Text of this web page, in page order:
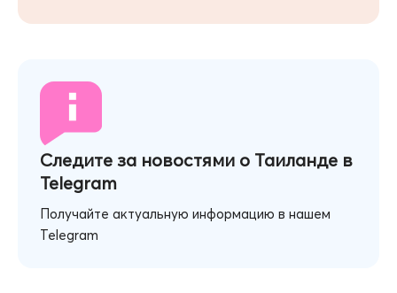
Следите за новостями о Таиланде в
Telegram
Получайте актуальную информацию в нашем
Telegram